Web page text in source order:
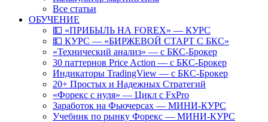
Все статьи
ОБУЧЕНИЕ
💵 «ПРИБЫЛЬ НА FOREX» — КУРС
💵 КУРС — «БИРЖЕВОЙ СТАРТ С БКС»
«Технический анализ» — с БКС-Брокер
30 паттернов Price Action — с БКС-Брокер
Индикаторы TradingView — с БКС-Брокер
20+ Простых и Надежных Стратегий
«Форекс с нуля» — Цикл с FxPro
Заработок на Фьючерсах — МИНИ-КУРС
Учебник по рынку Форекс — МИНИ-КУРС